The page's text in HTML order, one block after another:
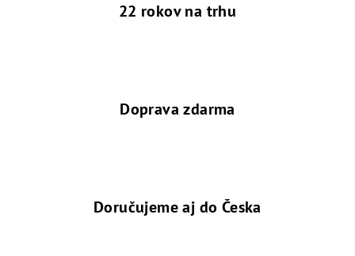
22 rokov na trhu
Doprava zdarma
Doručujeme aj do Česka